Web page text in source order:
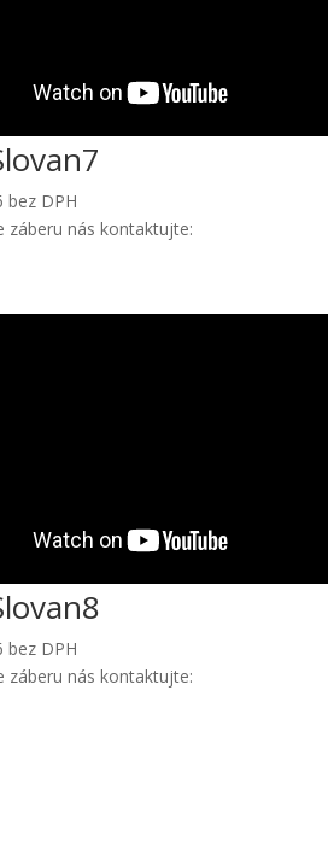
bez DPH
záberu nás kontaktujte:
bez DPH
záberu nás kontaktujte: